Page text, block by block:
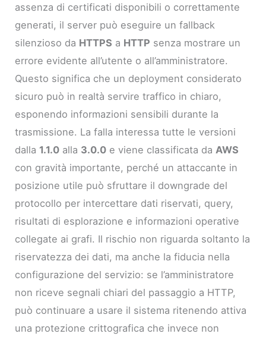
assenza di certificati disponibili o correttamente
generati, il server può eseguire un fallback
silenzioso da HTTPS a HTTP senza mostrare un
errore evidente all’utente o all’amministratore.
Questo significa che un deployment considerato
sicuro può in realtà servire traffico in chiaro,
esponendo informazioni sensibili durante la
trasmissione. La falla interessa tutte le versioni
dalla 1.1.0 alla 3.0.0 e viene classificata da AWS
con gravità importante, perché un attaccante in
posizione utile può sfruttare il downgrade del
protocollo per intercettare dati riservati, query,
risultati di esplorazione e informazioni operative
collegate ai grafi. Il rischio non riguarda soltanto la
riservatezza dei dati, ma anche la fiducia nella
configurazione del servizio: se l’amministratore
non riceve segnali chiari del passaggio a HTTP,
può continuare a usare il sistema ritenendo attiva
una protezione crittografica che invece non